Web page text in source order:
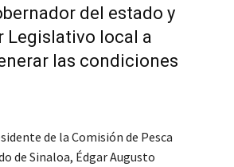
del estado y
Legislativo local a
las condiciones
de la Comisión de Pesca
de Sinaloa, Édgar Augusto